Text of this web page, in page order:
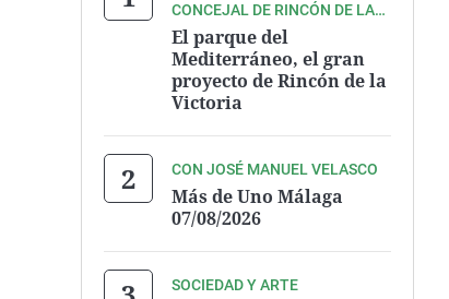
CONCEJAL DE RINCÓN DE LA
VICTORIA
El parque del
Mediterráneo, el gran
proyecto de Rincón de la
Victoria
CON JOSÉ MANUEL VELASCO
Más de Uno Málaga
07/08/2026
SOCIEDAD Y ARTE